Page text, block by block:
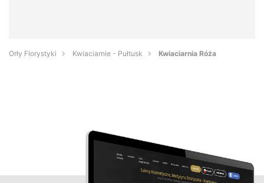
Orły Florystyki Kwiaciarnie - Pułtusk Kwiaciarnia Róża